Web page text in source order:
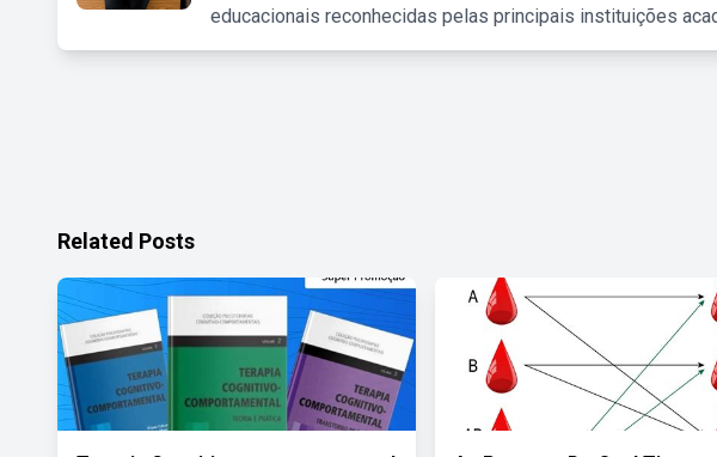
educacionais reconhecidas pelas principais instituições
Related Posts